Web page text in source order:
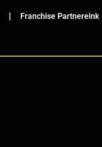
Franchise Partnereink